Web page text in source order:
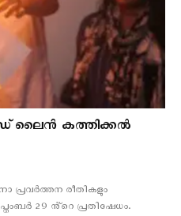
ലൈൻ കത്തിക്കൽ
പ്രവര്‍ത്തന രീതികളും
29 ൻ്റെ പ്രതിഷേധം.